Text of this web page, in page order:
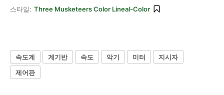
스타일: Three Musketeers Color Lineal-Color
속도계 계기반 속도 악기 미터
지시자
제어판